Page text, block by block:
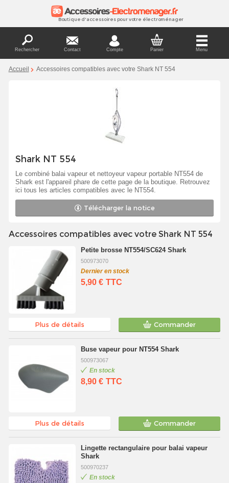
Boutique d'accessoires pour votre électroménager
Rechercher Contact Compte Panier Menu
Accueil Accessoires compatibles avec votre Shark NT 554
Shark NT 554
Le combiné balai vapeur et nettoyeur vapeur portable NT554 de
Shark est l'appareil phare de cette page de la boutique. Retrouvez
ici tous les articles compatibles avec le NT554.
Télécharger la notice
Accessoires compatibles avec votre Shark NT 554
Petite brosse NT554/SC624 Shark
500973070
Dernier en stock
5,90 € TTC
Plus de détails Commander
Buse vapeur pour NT554 Shark
500973067
En stock
8,90 € TTC
Plus de détails Commander
Lingette rectangulaire pour balai vapeur
Shark
500970237
En stock